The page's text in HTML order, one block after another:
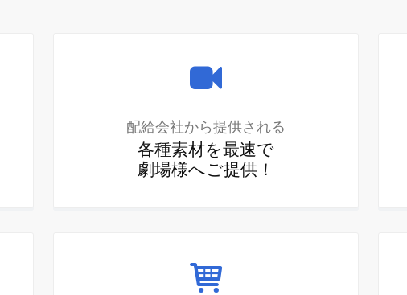
配給会社から提供される
各種素材を最速で
劇場様へご提供！